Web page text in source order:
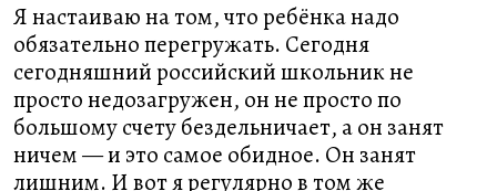
Я настаиваю на том, что ребёнка надо
обязательно перегружать. Сегодня
сегодняшний российский школьник не
просто недозагружен, он не просто по
большому счету бездельничает, а он занят
ничем — и это самое обидное. Он занят
лишним. И вот я регулярно в том же